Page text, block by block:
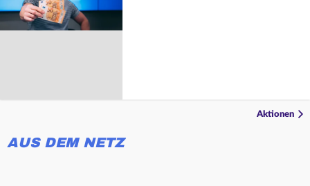
Aktionen
AUS DEM NETZ